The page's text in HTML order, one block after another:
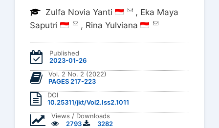
Zulfa Novia Yanti , Eka Maya
Saputri
, Rina Yulviana
Published
2023-01-26
Vol. 2 No. 2 (2022)
PAGES 217-223
DOI
10.25311/jkt/Vol2.Iss2.1011
Views / Downloads
2793
3282